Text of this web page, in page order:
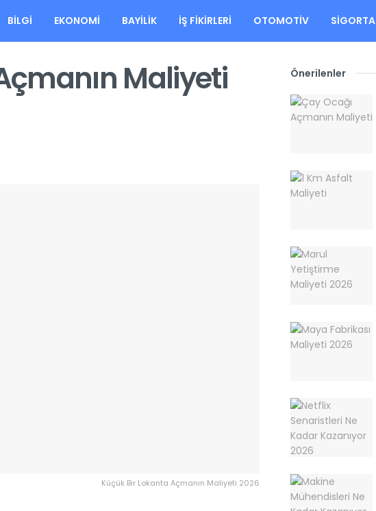
BILGI EKONOMI BAYILIK İŞ FIKIRLERI OTOMOTIV SIGORTA
Maliyeti
Küçük Bir Lokanta Açmanın Maliyeti 2026
Önerilenler